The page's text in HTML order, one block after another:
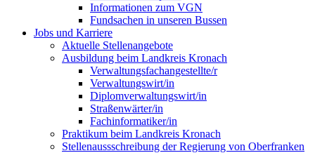
Informationen zum VGN
Fundsachen in unseren Bussen
Jobs und Karriere
Aktuelle Stellenangebote
Ausbildung beim Landkreis Kronach
Verwaltungsfachangestellte/r
Verwaltungswirt/in
Diplomverwaltungswirt/in
Straßenwärter/in
Fachinformatiker/in
Praktikum beim Landkreis Kronach
Stellenaussschreibung der Regierung von Oberfranken